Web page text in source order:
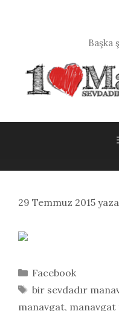
Başka
29 Temmuz 2015
Kategoriler
Facebook
Etiketler
bir sevdadır
manavgat,